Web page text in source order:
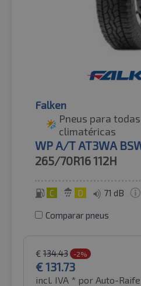
Falken
Pneus para
climatéricas
WP A/T AT3WA
265/70R16112H
C D 71 dB
Comparar pneus
€ 134.43 -2%
€131.73
incl. IVA * por Auto-